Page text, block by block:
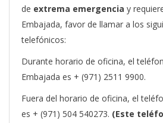
de extrema emergencia y
Embajada, favor de llamar a los
telefónicos:
Durante horario de oficina, el
Embajada es + (971) 2511 9900.
Fuera del horario de oficina, el
es + (971) 504 540273. (Este